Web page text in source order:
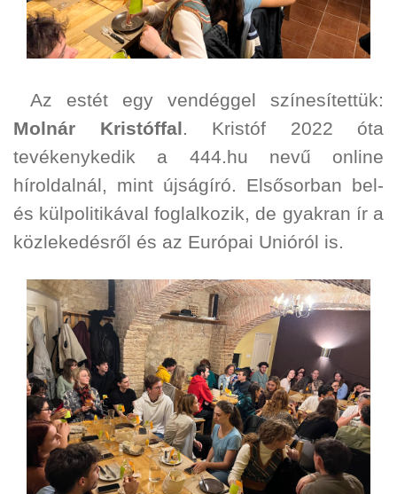
Az estét egy vendéggel színesítettük:
Molnár Kristóffal. Kristóf 2022 óta
tevékenykedik a 444.hu nevű online
híroldalnál, mint újságíró. Elsősorban bel-
és külpolitikával foglalkozik, de gyakran ír a
közlekedésről és az Európai Unióról is.